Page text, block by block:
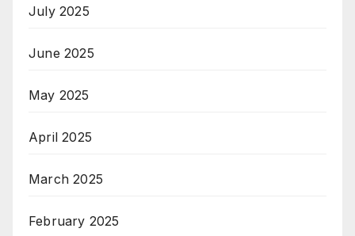
July 2025
June 2025
May 2025
April 2025
March 2025
February 2025